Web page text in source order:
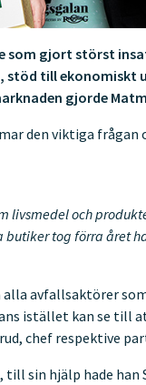
som gjort störst
stöd till
gjorde
den viktiga frågan
och
tog förra året
avfallsaktörer
istället kan se till
chef respektive
till sin hjälp hade